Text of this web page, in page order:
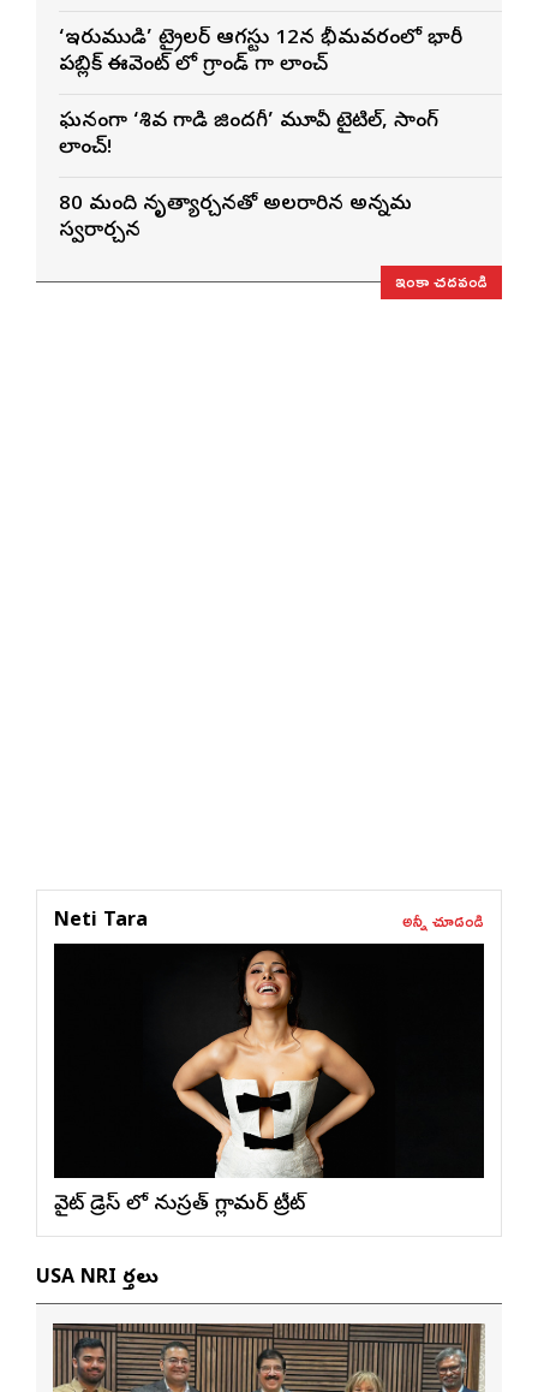
‘ఇరుముడి’ ట్రైలర్ ఆగస్టు 12న భీమవరంలో భారీ
పబ్లిక్ ఈవెంట్ లో గ్రాండ్ గా లాంచ్
ఘనంగా ‘శివ గాడి జింద‌గీ’ మూవీ టైటిల్, సాంగ్
లాంచ్!
80 మంది నృత్యార్చనతో అలరారిన అన్నమ
స్వరార్చన
ఇంకా చదవండి
Neti Tara అన్నీ చూడండి
వైట్ డ్రెస్ లో నుస్ర‌త్ గ్లామ‌ర్ ట్రీట్
USA NRI వార్తలు